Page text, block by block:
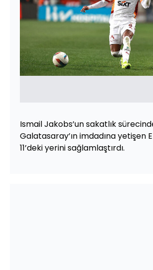
Ismail Jakobs’un sakatlık
Galatasaray’ın imdadına yetişen
11’deki yerini sağlamlaştırdı.